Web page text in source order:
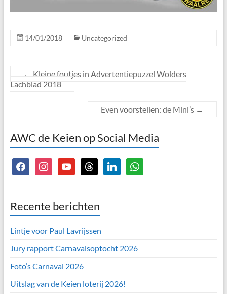
14/01/2018 Uncategorized
← Kleine foutjes in Advertentiepuzzel Wolders
Lachblad 2018
Even voorstellen: de Mini’s →
AWC de Keien op Social Media
facebookinstagramyoutubethreads linkedinwhatsapp
Recente berichten
Lintje voor Paul Lavrijssen
Jury rapport Carnavalsoptocht 2026
Foto’s Carnaval 2026
Uitslag van de Keien loterij 2026!